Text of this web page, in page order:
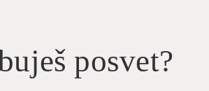
posvet?